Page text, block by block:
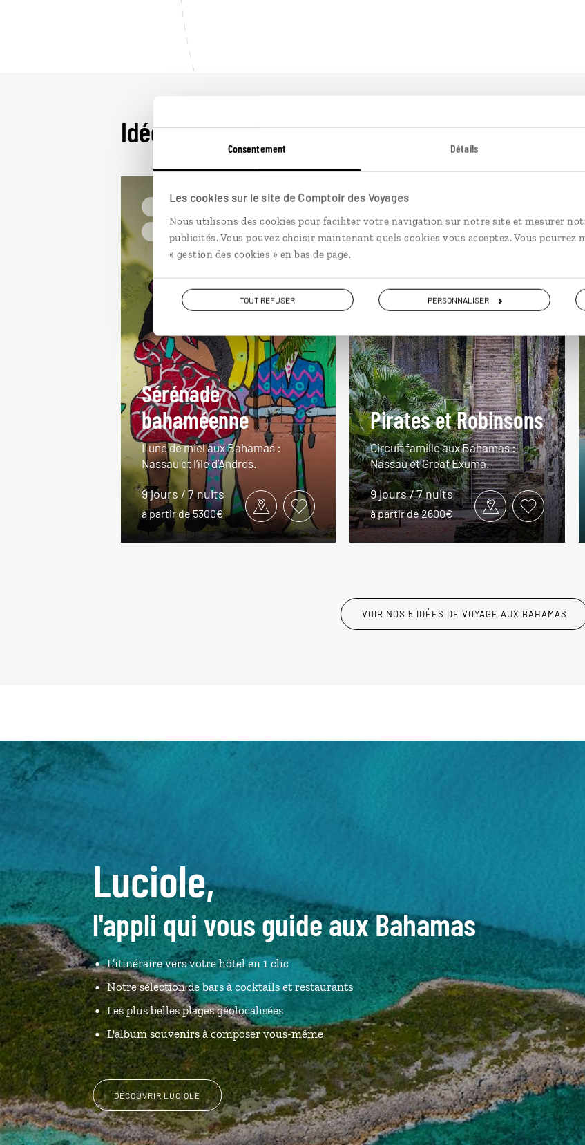
Consentement Détails
Les cookies sur le site de Comptoir des Voyages
Nous utilisons des cookies pour faciliter votre navigation sur notre site et mesurer
publicités. Vous pouvez choisir maintenant quels cookies vous acceptez. Vous
« gestion des cookies » en bas de page.
TOUT REFUSER PERSONNALISER
Idées de voyage aux Bahamas
En amoureux Bahamas
Sérénade
bahaméenne
Lune de miel aux Bahamas :
Nassau et l’île d’Andros.
9 jours / 7 nuits
à partir de 5300€
Plages etc.
En famille Bahamas
Pirates et Robinsons
Circuit famille aux Bahamas :
Nassau et Great Exuma.
9 jours / 7 nuits
à partir de 2600€
VOIR NOS 5 IDÉES DE VOYAGE AUX BAHAMAS
Luciole,
l'appli qui vous guide aux Bahamas
L’itinéraire vers votre hôtel en 1 clic
Notre sélection de bars à cocktails et restaurants
Les plus belles plages géolocalisées
L'album souvenirs à composer vous-même
DÉCOUVRIR LUCIOLE